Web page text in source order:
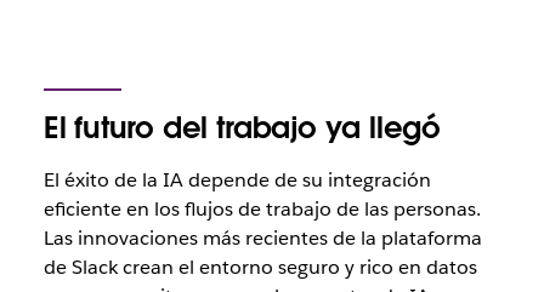
El futuro del trabajo ya llegó
El éxito de la IA depende de su integración
eficiente en los flujos de trabajo de las personas.
Las innovaciones más recientes de la plataforma
de Slack crean el entorno seguro y rico en datos